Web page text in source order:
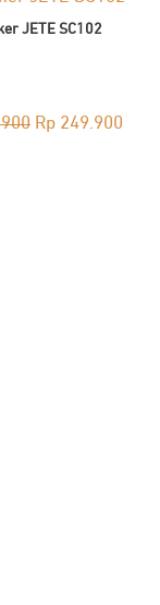
JETE SC102
Original
Rp 249.900